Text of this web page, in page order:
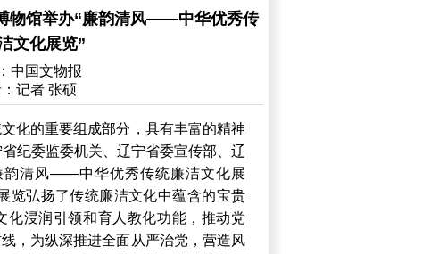
物馆举办“廉韵清风——中华优秀传
文化展览”
中国文物报
记者 张硕
化的重要组成部分，具有丰富的精神
纪委监委机关、辽宁省委宣传部、辽
韵清风——中华优秀传统廉洁文化展
览弘扬了传统廉洁文化中蕴含的宝贵
化浸润引领和育人教化功能，推动党
，为纵深推进全面从严治党，营造风